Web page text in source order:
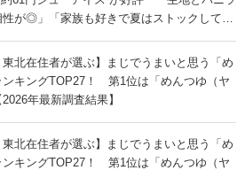
性が◎」「家族も好きで夏はストックして
東北在住者が選ぶ】まじでうまいと思う「め
ンキングTOP27！ 第1位は「めんつゆ（ヤ
年最新調査結果】
東北在住者が選ぶ】まじでうまいと思う「め
ンキングTOP27！ 第1位は「めんつゆ（ヤ